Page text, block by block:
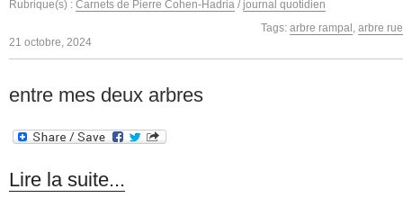
Rubrique(s) : Carnets de Pierre Cohen-Hadria / journal quotidien
Tags: arbre rampal , arbre
21 octobre, 2024
entre mes deux arbres
Lire la suite...